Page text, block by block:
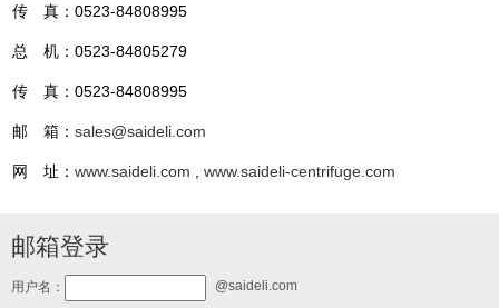
传 真：0523-84808995
总 机：0523-84805279
传 真：0523-84808995
邮 箱：sales@saideli.com
网 址：www.saideli.com ,www.saideli-centrifuge.com
邮箱登录
用户名： @saideli.com